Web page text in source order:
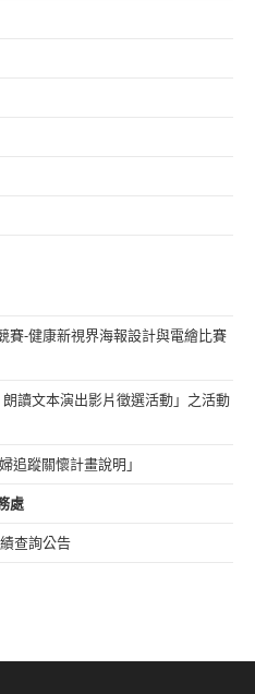
賽-健康新視界海報設計與電繪比賽
讀文本演出影片徵選活動」之活動
追蹤關懷計畫說明」
處
查詢公告